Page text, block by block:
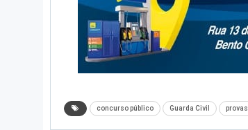
concurso público Guarda Civil provas